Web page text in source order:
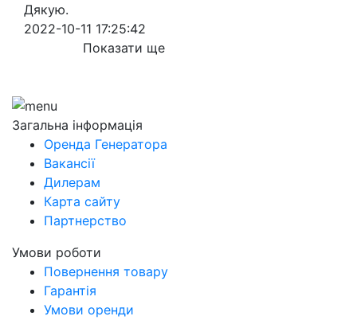
Дякую.
2022-10-11 17:25:42
Показати ще
Загальна інформація
Оренда Генератора
Вакансії
Дилерам
Карта сайту
Партнерство
Умови роботи
Повернення товару
Гарантія
Умови оренди